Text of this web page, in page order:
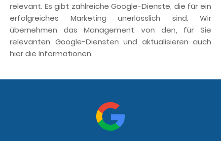
relevant. Es gibt zahlreiche Google-Dienste, die für ein
erfolgreiches Marketing unerlässlich sind. Wir
übernehmen das Management von den, für Sie
relevanten Google-Diensten und aktualisieren auch
hier die Informationen.